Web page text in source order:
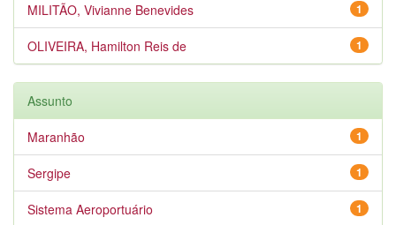
1
MILITÃO, Vivianne Benevides
1
OLIVEIRA, Hamilton Reis de
Assunto
1
Maranhão
1
Sergipe
1
Sistema Aeroportuário